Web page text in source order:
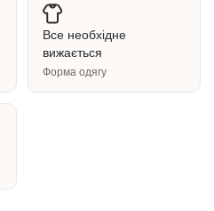
Все необхідне
вижається
Форма одягу